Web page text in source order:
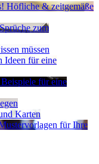
Höfliche & zeitgemäße
zum
müssen
Ideen für eine
für eine
Karten
für Ihre